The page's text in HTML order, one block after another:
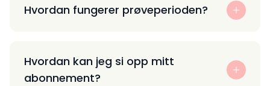
Hvordan fungerer prøveperioden?
Hvordan kan jeg si opp mitt
abonnement?